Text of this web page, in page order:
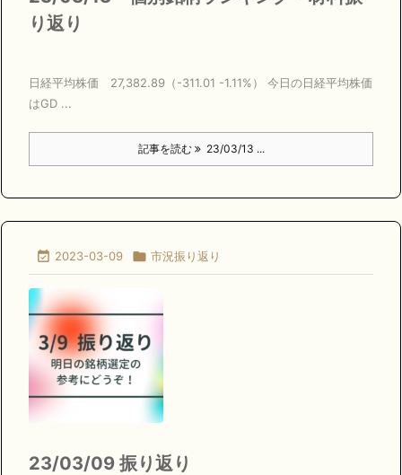
り返り
日経平均株価 27,382.89（-311.01 -1.11%） 今日の日経平均株価
はGD ...
記事を読む 23/03/13 ...
 2023-03-09  市況振り返り
23/03/09 振り返り